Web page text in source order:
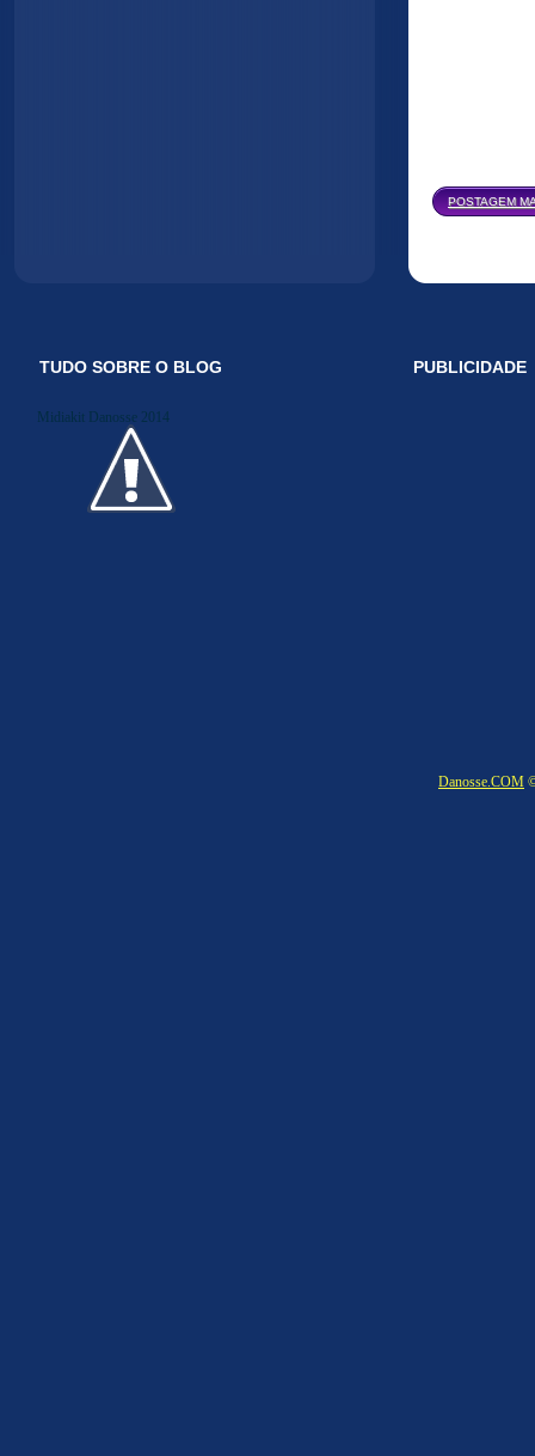
POSTAGEM
TUDO SOBRE O BLOG
Midiakit Danosse 2014
PUBLICIDADE
Danosse.COM